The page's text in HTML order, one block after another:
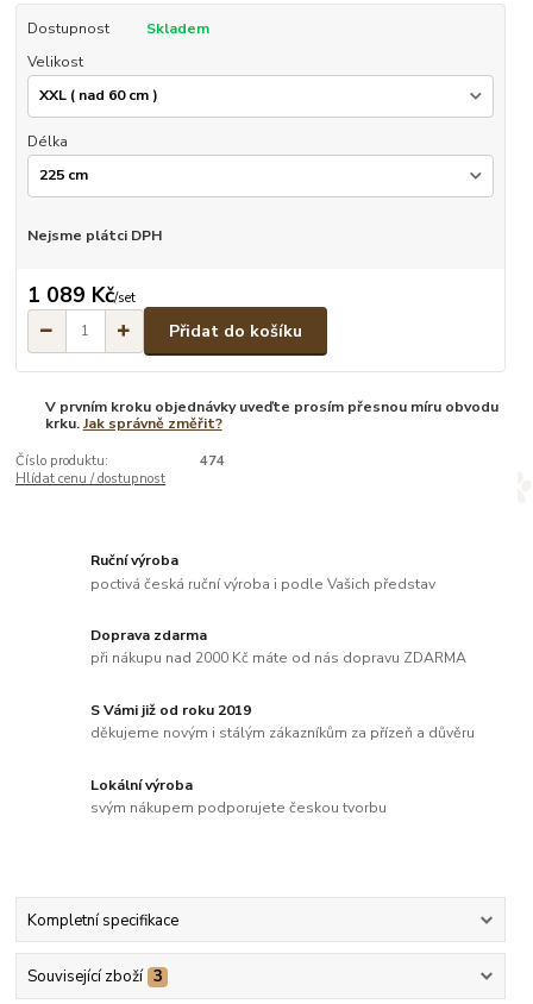
Dostupnost
Skladem
Velikost
Délka
Nejsme plátci DPH
1 089 Kč/set
Přidat do košíku
V prvním kroku objednávky uveďte prosím přesnou míru obvodu
krku.Jak správně změřit?
Číslo produktu:
474
Hlídat cenu / dostupnost
Ruční výroba
poctivá česká ruční výroba i podle Vašich představ
Doprava zdarma
při nákupu nad 2000 Kč máte od nás dopravu ZDARMA
S Vámi již od roku 2019
děkujeme novým i stálým zákazníkům za přízeň a důvěru
Lokální výroba
svým nákupem podporujete českou tvorbu
Kompletní specifikace
Související zboží 3